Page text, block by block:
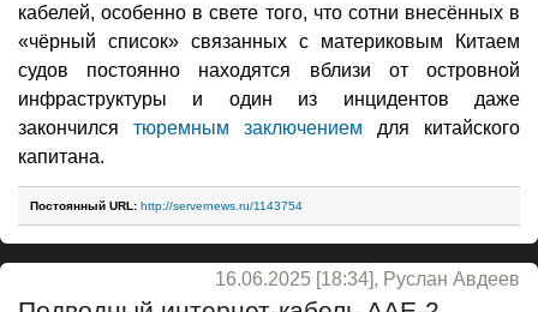
кабелей, особенно в свете того, что сотни внесённых в
«чёрный список» связанных с материковым Китаем
судов постоянно находятся вблизи от островной
инфраструктуры и один из инцидентов даже
закончился тюремным заключением для китайского
капитана.
Постоянный URL: http://servernews.ru/1143754
16.06.2025 [18:34], Руслан Авдеев